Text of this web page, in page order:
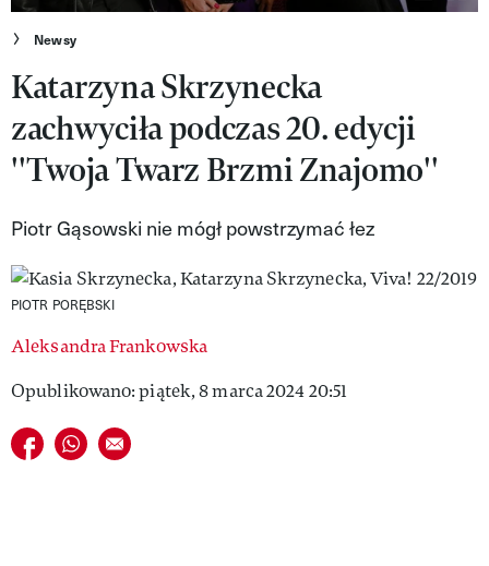
Wideo
Nasze akcje
VIVA!ART
VIVA!MODA
VIVA!PEOPLE POWER
VIVA!ITAKA
MAGAZYN VIVA!
Newsy
Katarzyna Skrzynecka
zachwyciła podczas 20. edycji
''Twoja Twarz Brzmi Znajomo''
Piotr Gąsowski nie mógł powstrzymać łez
PIOTR PORĘBSKI
Aleksandra Frankowska
Opublikowano: piątek, 8 marca 2024 20:51
Udostępnij na facebook
Udostępnij na whatsapp
E-mail do przyjaciela